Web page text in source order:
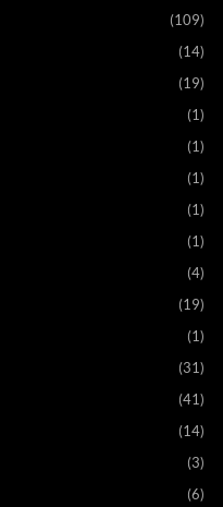
(109)
(14)
(19)
(1)
(1)
(1)
(1)
(1)
(4)
(19)
(1)
(31)
(41)
(14)
(3)
(6)